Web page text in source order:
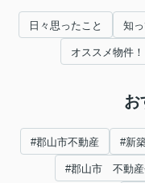
日々思ったこと 知
オススメ物件！
お
#郡山市不動産 #新
#郡山市 不動